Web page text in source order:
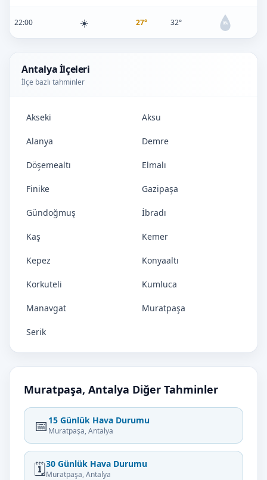
22:00 ☀️ 27° 32° 0%
Antalya İlçeleri
İlçe bazlı tahminler
Akseki Aksu
Alanya Demre
Döşemealtı Elmalı
Finike Gazipaşa
Gündoğmuş İbradı
Kaş Kemer
Kepez Konyaaltı
Korkuteli Kumluca
Manavgat Muratpaşa
Serik
Muratpaşa, Antalya Diğer Tahminler
📅 15 Günlük Hava Durumu
Muratpaşa, Antalya
🗓️30 Günlük Hava Durumu
Muratpaşa, Antalya